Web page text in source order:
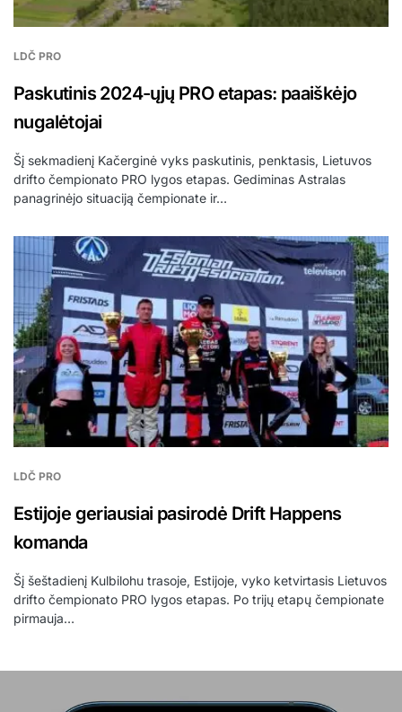
LDČ PRO
Paskutinis 2024-ųjų PRO etapas: paaiškėjo
nugalėtojai
Šį sekmadienį Kačerginė vyks paskutinis, penktasis, Lietuvos
drifto čempionato PRO lygos etapas. Gediminas Astralas
panagrinėjo situaciją čempionate ir…
LDČ PRO
Estijoje geriausiai pasirodė Drift Happens
komanda
Šį šeštadienį Kulbilohu trasoje, Estijoje, vyko ketvirtasis Lietuvos
drifto čempionato PRO lygos etapas. Po trijų etapų čempionate
pirmauja…